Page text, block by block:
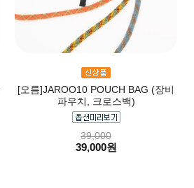
[오름]JAROO10 POUCH BAG (장비
파우치, 크로스백)
39,000
39,000원